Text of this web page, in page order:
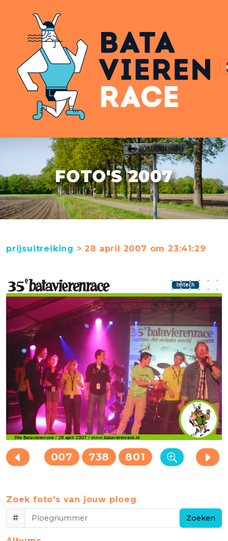
FOTO'S 2007
prijsuitreiking > 28 april 2007 om 23:41:29
007 738 801
Zoek foto's van jouw ploeg
#
Zoeken